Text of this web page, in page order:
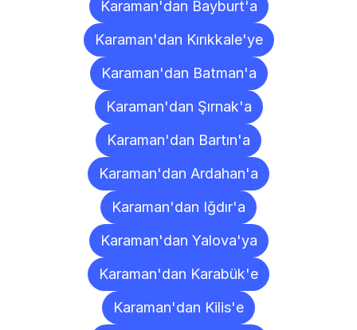
Karaman'dan Bayburt'a
Karaman'dan Kırıkkale'ye
Karaman'dan Batman'a
Karaman'dan Şırnak'a
Karaman'dan Bartın'a
Karaman'dan Ardahan'a
Karaman'dan Iğdır'a
Karaman'dan Yalova'ya
Karaman'dan Karabük'e
Karaman'dan Kilis'e